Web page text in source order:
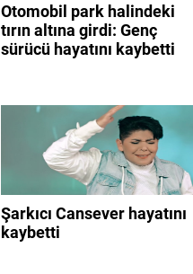
Otomobil park halindeki
tırın altına girdi: Genç
sürücü hayatını kaybetti
Şarkıcı Cansever hayatını
kaybetti